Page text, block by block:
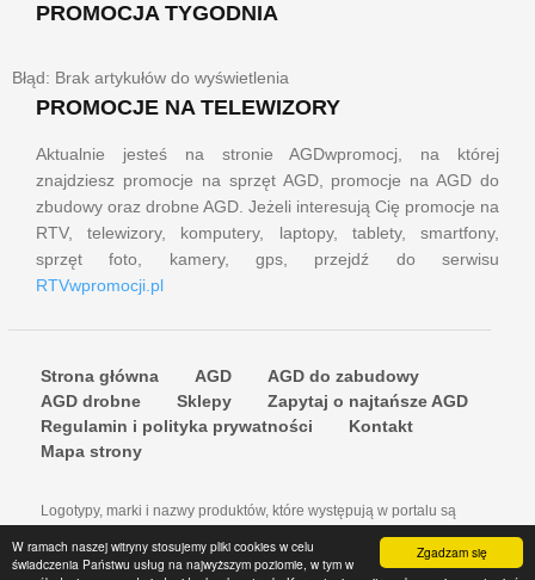
Zgadzam się
W ramach naszej witryny stosujemy pliki cookies w celu
świadczenia Państwu usług na najwyższym poziomie, w tym w
PROMOCJA TYGODNIA
Błąd: Brak artykułów do wyświetlenia
PROMOCJE NA TELEWIZORY
Aktualnie jesteś na stronie AGDwpromocj, na której
znajdziesz promocje na sprzęt AGD, promocje na AGD do
zbudowy oraz drobne AGD. Jeżeli interesują Cię promocje na
RTV, telewizory, komputery, laptopy, tablety, smartfony,
sprzęt foto, kamery, gps, przejdź do serwisu
RTVwpromocji.pl
Strona główna AGD
AGD do zabudowy
AGD drobne
Sklepy
Zapytaj o najtańsze AGD
Regulamin i polityka prywatności
Kontakt
Mapa strony
Logotypy, marki i nazwy produktów, które występują w portalu są
nich należą właściwe prawa autorskie.
© 2016-2021 AGDwPROMOCJI.pl. Wszystkie prawa zastrzeżone.